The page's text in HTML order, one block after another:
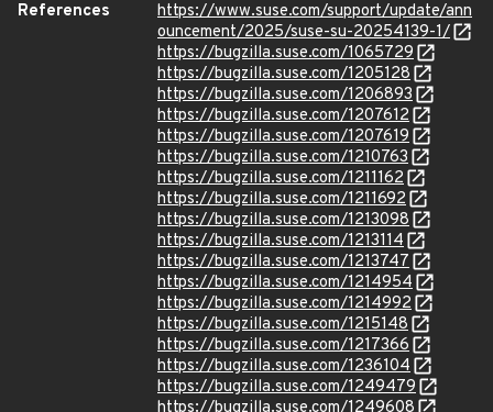
References
https://www.suse.com/support/update/ann
ouncement/2025/suse-su-20254139-1/
https://bugzilla.suse.com/1065729
https://bugzilla.suse.com/1205128
https://bugzilla.suse.com/1206893
https://bugzilla.suse.com/1207612
https://bugzilla.suse.com/1207619
https://bugzilla.suse.com/1210763
https://bugzilla.suse.com/1211162
https://bugzilla.suse.com/1211692
https://bugzilla.suse.com/1213098
https://bugzilla.suse.com/1213114
https://bugzilla.suse.com/1213747
https://bugzilla.suse.com/1214954
https://bugzilla.suse.com/1214992
https://bugzilla.suse.com/1215148
https://bugzilla.suse.com/1217366
https://bugzilla.suse.com/1236104
https://bugzilla.suse.com/1249479